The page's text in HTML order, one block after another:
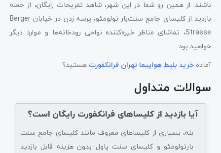
باشند. از همین رو شما در این شهر، شاهد تفریحات رایگان، از جمله
بازدید از کلیسای جامع سنت‌بار تولومئو، پرسه زدن در خیابان Berger
Strasse، تماشای مناظر خیره‌کننده نواحی رودخانه‌ها و موارد دیگر
خواهید بود.
آماده خرید بلیط هواپیما تهران فرانکفورت هستید؟
سوالات متداول
آیا بازدید از کلیساهای فرانکفورت رایگان است؟
بله، بسیاری از کلیساهای معروف مانند کلیسای جامع سنت
بارتولومئو و کلیسای سنت پاول بدون هزینه قابل بازدید